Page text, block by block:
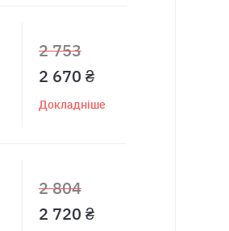
2 753
2 670 ₴
Докладніше
2 804
2 720 ₴